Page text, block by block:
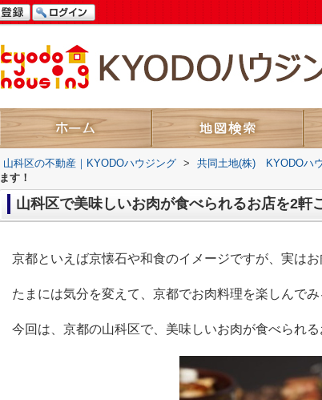
山科区の不動産｜KYODOハウジング > 共同土地(株) KYODOハ
ます！
山科区で美味しいお肉が食べられるお店を2軒
京都といえば京懐石や和食のイメージですが、実は
たまには気分を変えて、京都でお肉料理を楽しんでみ
今回は、京都の山科区で、美味しいお肉が食べられる